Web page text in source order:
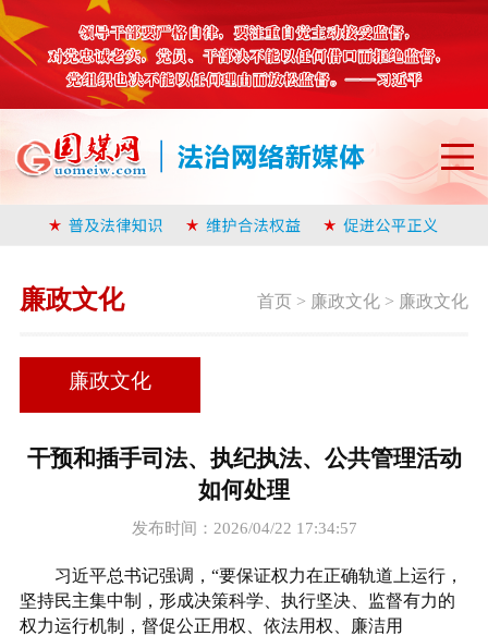
廉政文化 首页 > 廉政文化 > 廉政文化
廉政文化
干预和插手司法、执纪执法、公共管理活动
如何处理
发布时间：2026/04/22 17:34:57
习近平总书记强调，“要保证权力在正确轨道上运行，
坚持民主集中制，形成决策科学、执行坚决、监督有力的
权力运行机制，督促公正用权、依法用权、廉洁用